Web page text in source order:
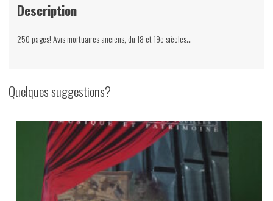
Description
250 pages! Avis mortuaires anciens, du 18 et 19e siècles…
Quelques suggestions?